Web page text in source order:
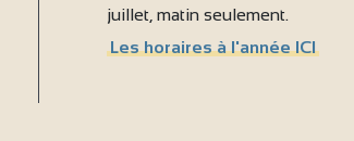
juillet, matin seulement.
Les horaires à l'année ICI